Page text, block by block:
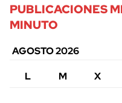
PUBLICACIONES
MINUTO
AGOSTO 2026
L
M X